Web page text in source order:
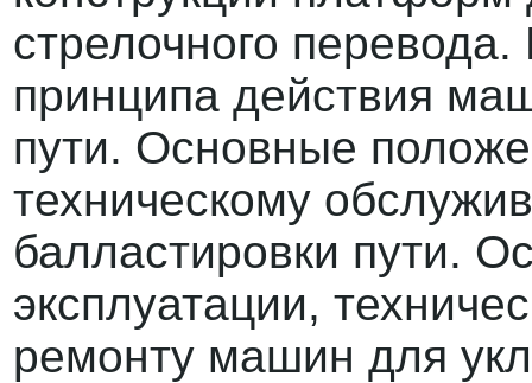
стрелочного
принципа действия
пути. Основные
техническому
балластировки пути.
эксплуатации,
ремонту машин для